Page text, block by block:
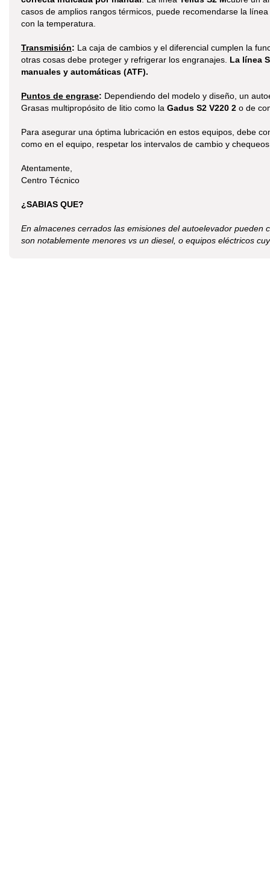
casos de amplios rangos térmicos, puede recomendarse la línea
con la temperatura.
Transmisión: La caja de cambios y el diferencial cumplen la
otras cosas debe proteger y refrigerar los engranajes. La línea
manuales y automáticas (ATF).
Puntos de engrase: Dependiendo del modelo y diseño, un
Grasas multipropósito de litio como la Gadus S2 V220 2 o de
Para asegurar una óptima lubricación en estos equipos, debe
como en el equipo, respetar los intervalos de cambio y
Atentamente,
Centro Técnico
¿SABIAS QUE?
En almacenes cerrados las emisiones del autoelevador
son notablemente menores vs un diesel, o equipos eléctricos